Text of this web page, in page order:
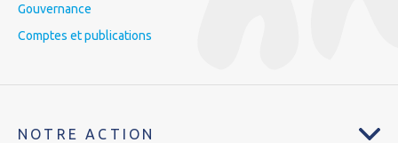
Gouvernance
Comptes et publications
NOTRE ACTION